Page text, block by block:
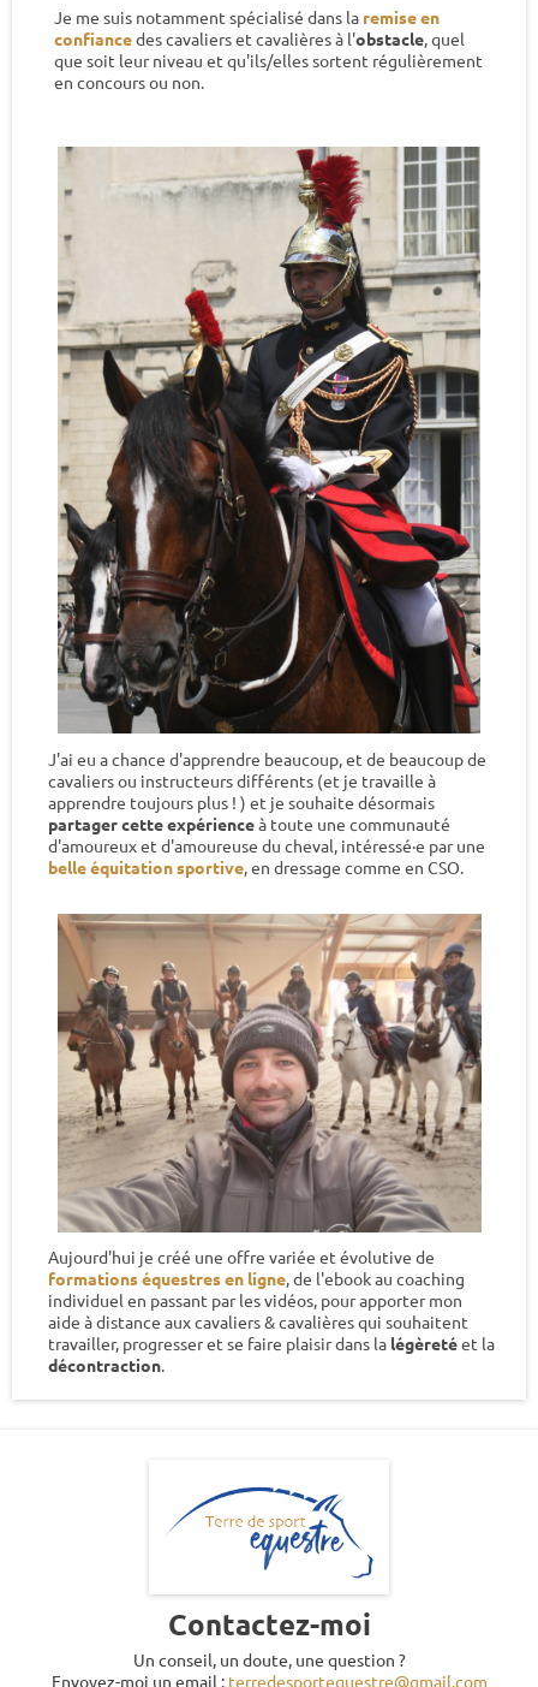
Je me suis notamment spécialisé dans la remise en
confiancedes cavaliers et cavalières à l'obstacle, quel
que soit leur niveau et qu'ils/elles sortent régulièrement
en concours ou non.
J'ai eu a chance d'apprendre beaucoup, et de beaucoup de
cavaliers ou instructeurs différents (et je travaille à
apprendre toujours plus ! ) et je souhaite désormais
partager cette expérienceà toute une communauté
d'amoureux et d'amoureuse du cheval, intéressé·e par une
belle équitation sportive, en dressage comme en CSO.
Aujourd'hui je créé une offre variée et évolutive de
formations équestres en ligne, de l'ebook au coaching
individuel en passant par les vidéos, pour apporter mon
aide à distance aux cavaliers & cavalières qui souhaitent
travailler, progresser et se faire plaisir dans la légèretéet la
décontraction.
Contactez-moi
Un conseil, un doute, une question ?
Envoyez-moi un email : terredesportequestre@gmail.com